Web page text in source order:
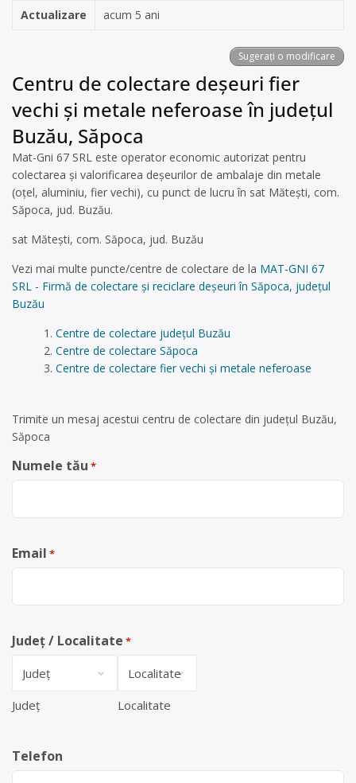
Actualizare
acum 5 ani
Sugerați o modificare
Centru de colectare deșeuri fier
vechi și metale neferoase în județul
Buzău, Săpoca
Mat-Gni 67 SRL este operator economic autorizat pentru
colectarea și valorificarea deșeurilor de ambalaje din metale
(oțel, aluminiu, fier vechi), cu punct de lucru în sat Mătești, com.
Săpoca, jud. Buzău.
sat Mătești, com. Săpoca, jud. Buzău
Vezi mai multe puncte/centre de colectare de la MAT-GNI 67
SRL - Firmă de colectare și reciclare deșeuri în Săpoca, județul
Buzău
Centre de colectare județul Buzău
Centre de colectare Săpoca
Centre de colectare fier vechi și metale neferoase
Trimite un mesaj acestui centru de colectare din județul Buzău,
Săpoca
Numele tău *
Email *
Județ / Localitate *
Județ Localitate
Telefon